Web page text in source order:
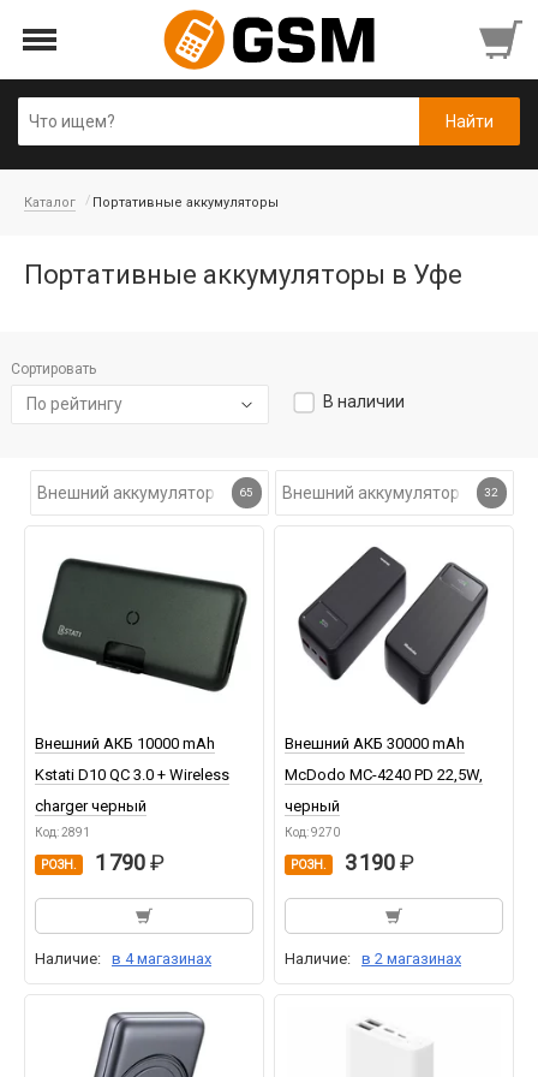
Каталог Портативные аккумуляторы
Портативные аккумуляторы в Уфе
Сортировать
По рейтингу В наличии
Внешний аккумулятор 65 Внешний аккумулятор с 32
Внешний АКБ 10000 mAh
Kstati D10 QC 3.0 + Wireless
charger черный
Код: 2891
РОЗН. 1 790
Наличие: в 4 магазинах
Внешний АКБ 30000 mAh
McDodo MC-4240 PD 22,5W,
черный
Код: 9270
РОЗН. 3 190
Наличие: в 2 магазинах